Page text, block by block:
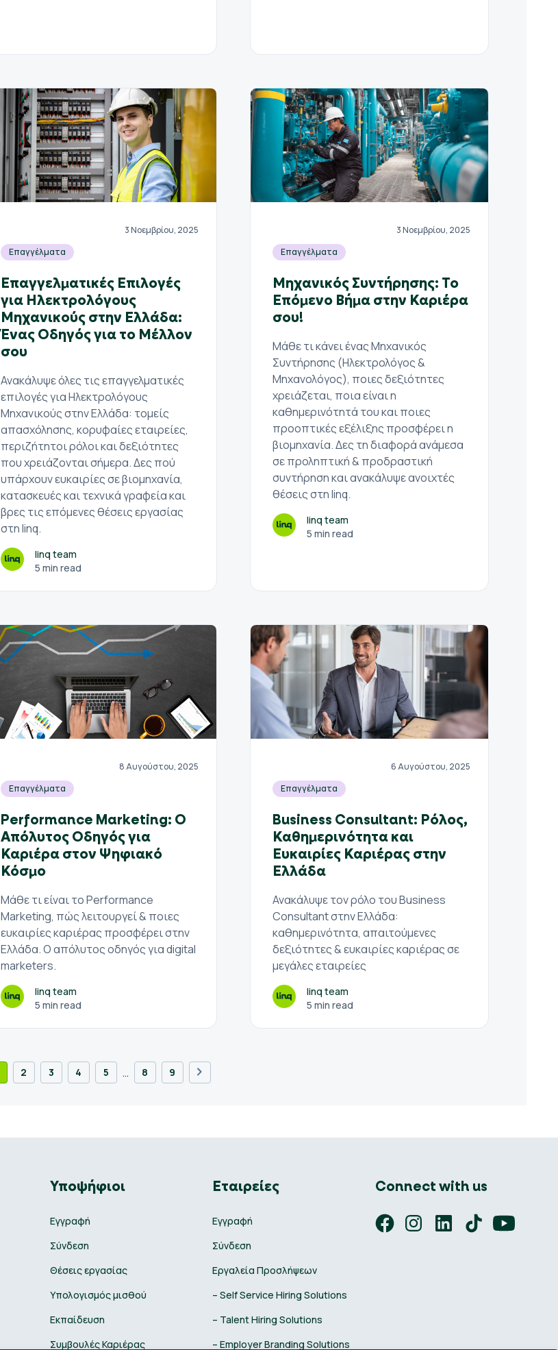
3 Νοεμβρίου, 2025
Επαγγέλματα
Επαγγελματικές Επιλογές
για Ηλεκτρολόγους
Μηχανικούς στην Ελλάδα:
Ένας Οδηγός για το Μέλλον
σου
Ανακάλυψε όλες τις επαγγελματικές
επιλογές για Ηλεκτρολόγους
Μηχανικούς στην Ελλάδα: τομείς
απασχόλησης, κορυφαίες εταιρείες,
περιζήτητοι ρόλοι και δεξιότητες
που χρειάζονται σήμερα. Δες πού
υπάρχουν ευκαιρίες σε βιομηχανία,
κατασκευές και τεχνικά γραφεία και
βρες τις επόμενες θέσεις εργασίας
στη linq.
linq team
5 min read
3 Νοεμβρίου, 2025
Επαγγέλματα
Μηχανικός Συντήρησης: Το
Επόμενο Βήμα στην Καριέρα
σου!
Μάθε τι κάνει ένας Μηχανικός
Συντήρησης (Ηλεκτρολόγος &
Μηχανολόγος), ποιες δεξιότητες
χρειάζεται, ποια είναι η
καθημερινότητά του και ποιες
προοπτικές εξέλιξης προσφέρει η
βιομηχανία. Δες τη διαφορά ανάμεσα
σε προληπτική & προδραστική
συντήρηση και ανακάλυψε ανοιχτές
θέσεις στη linq.
linq team
5 min read
8 Αυγούστου, 2025
Επαγγέλματα
Performance Marketing: Ο
Απόλυτος Οδηγός για
Καριέρα στον Ψηφιακό
Κόσμο
Μάθε τι είναι το Performance
Marketing, πώς λειτουργεί & ποιες
ευκαιρίες καριέρας προσφέρει στην
Ελλάδα. Ο απόλυτος οδηγός για digital
marketers.
linq team
5 min read
6 Αυγούστου, 2025
Επαγγέλματα
Business Consultant: Ρόλος,
Καθημερινότητα και
Ευκαιρίες Καριέρας στην
Ελλάδα
Ανακάλυψε τον ρόλο του Business
Consultant στην Ελλάδα:
καθημερινότητα, απαιτούμενες
δεξιότητες & ευκαιρίες καριέρας σε
μεγάλες εταιρείες
linq team
5 min read
2 3 4 5 … 8 9
Υποψήφιοι
Εγγραφή
Σύνδεση
Θέσεις εργασίας
Υπολογισμός μισθού
Εκπαίδευση
Συμβουλές Καριέρας
Εταιρείες
Εγγραφή
Σύνδεση
Εργαλεία Προσλήψεων
– Self Service Hiring Solutions
– Talent Hiring Solutions
– Employer Branding Solutions
Connect with us